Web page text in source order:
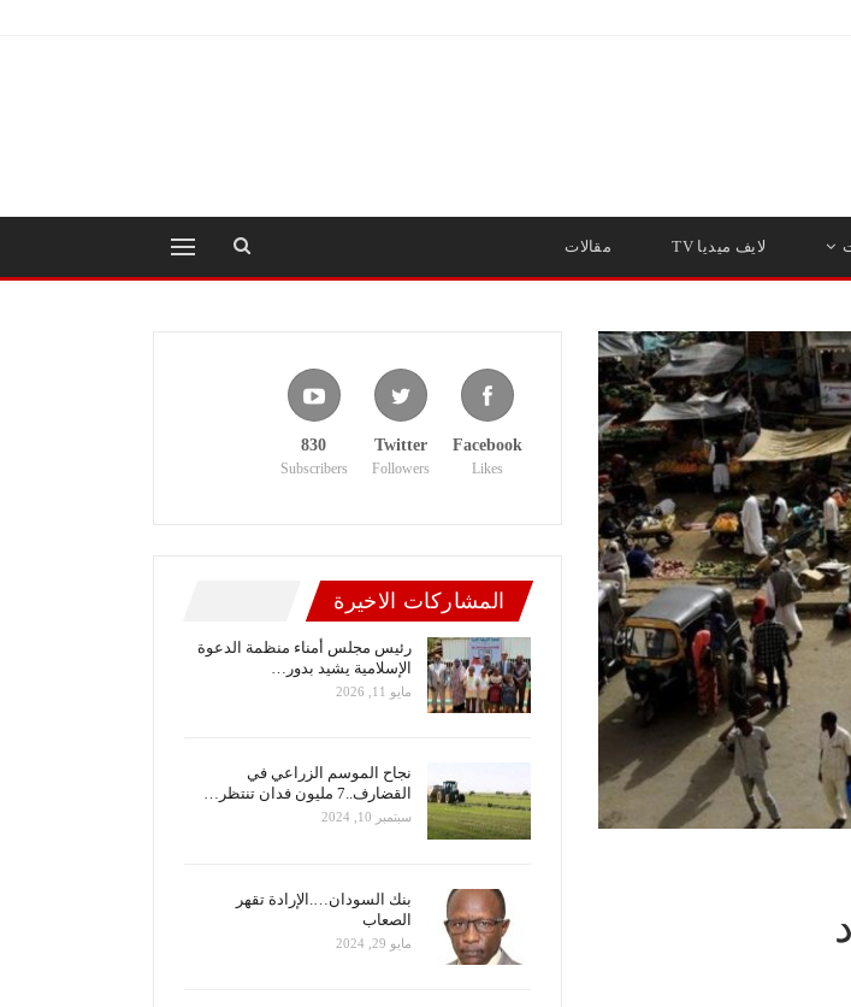
لايف ميديا TV مقالات
Facebook
Likes
Twitter
Followers
830
Subscribers
المشاركات الاخيرة
رئيس مجلس أمناء منظمة الدعوة
الإسلامية يشيد بدور…
مايو 11, 2026
نجاح الموسم الزراعي في
القضارف..7 مليون فدان تنتظر…
سبتمبر 10, 2024
بنك السودان….الإرادة تقهر
الصعاب
مايو 29, 2024